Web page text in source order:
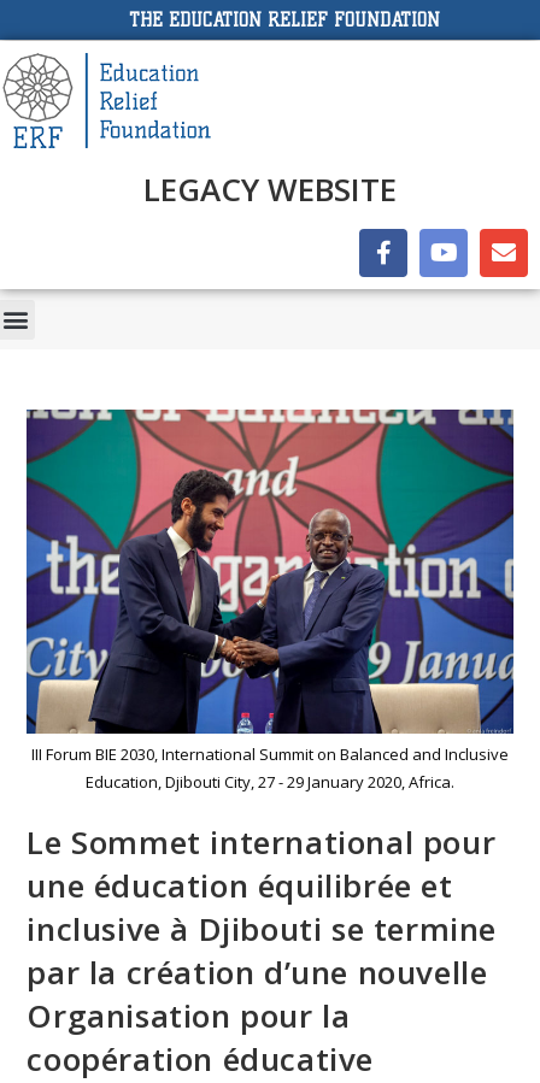
THE EDUCATION RELIEF FOUNDATION
LEGACY WEBSITE
III Forum BIE 2030, International Summit on Balanced and Inclusive
Education, Djibouti City, 27 - 29 January 2020, Africa.
Le Sommet international pour
une éducation équilibrée et
inclusive à Djibouti se termine
par la création d’une nouvelle
Organisation pour la
coopération éducative